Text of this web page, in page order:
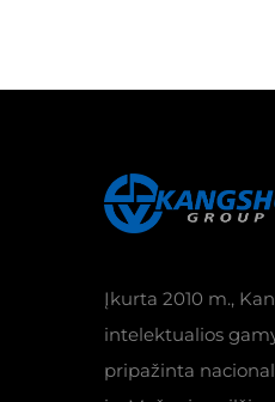
Įkurta 2010 m.,
intelektualios
pripažinta